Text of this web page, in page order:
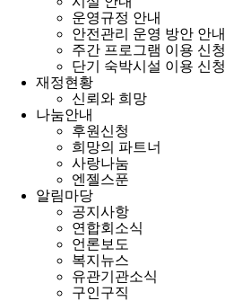
운영규정 안내
안전관리 운영 방안 안내
주간 프로그램 이용 신청
단기 숙박시설 이용 신청
재정현황
신뢰와 희망
나눔안내
후원신청
희망의 파트너
사랑나눔
엔젤스푼
알림마당
공지사항
연합회소식
언론보도
복지뉴스
유관기관소식
구인구직